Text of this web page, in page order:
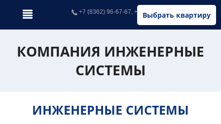
Выбрать квартиру
+7 (8362) 96-67-67, +7 (902) 326-67-67
КОМПАНИЯ ИНЖЕНЕРНЫЕ
СИСТЕМЫ
ИНЖЕНЕРНЫЕ СИСТЕМЫ